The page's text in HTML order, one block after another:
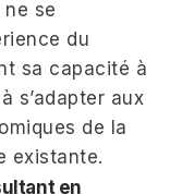
se
du
sa capacité à
s’adapter aux
de la
existante.
en